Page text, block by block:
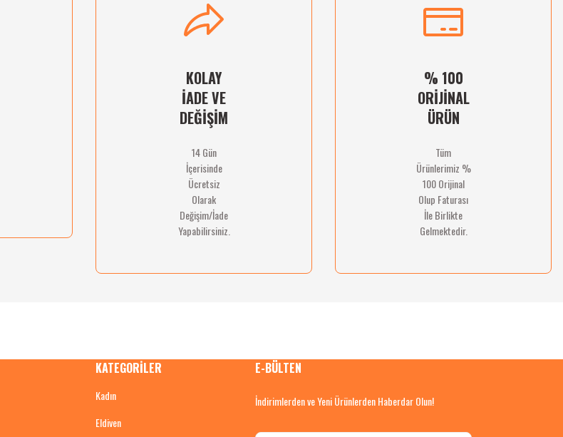
KOLAY
İADE VE
DEĞİŞİM
14 Gün
İçerisinde
Ücretsiz
Olarak
Değişim/İade
Yapabilirsiniz.
% 100
ORİJİNAL
ÜRÜN
Tüm
Ürünlerimiz %
100 Orijinal
Olup Faturası
İle Birlikte
Gelmektedir.
KATEGORİLER
Kadın
Eldiven
E-BÜLTEN
İndirimlerden ve Yeni Ürünlerden Haberdar Olun!